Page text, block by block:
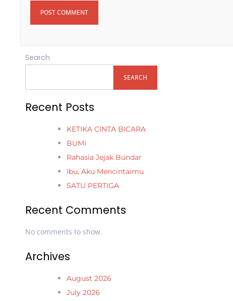
Search
SEARCH
Recent Posts
KETIKA CINTA BICARA
BUMI
Rahasia Jejak Bundar
Ibu, Aku Mencintaimu
SATU PERTIGA
Recent Comments
No comments to show.
Archives
August 2026
July 2026